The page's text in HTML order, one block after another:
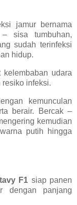
jamur bernama
sisa tumbuhan,
sudah terinfeksi
hidup.
udara
infeksi.
kemunculan
berair. Bercak –
kemudian
putih hingga
F1 siap panen
dengan panjang